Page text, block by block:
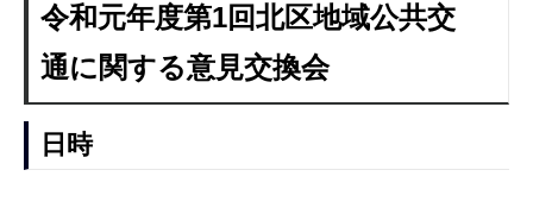
令和元年度第1回北区地域公共交
通に関する意見交換会
日時